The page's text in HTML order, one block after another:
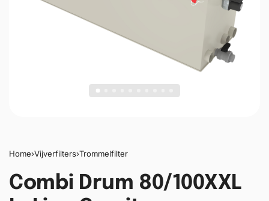
Home›Vijverfilters›Trommelfilter
Combi Drum 80/100XXL